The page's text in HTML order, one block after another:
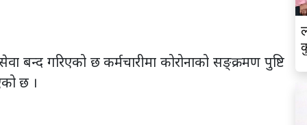
बन्द गरिएको छ कर्मचारीमा कोरोनाको सङ्क्रमण पुष्टि
छ ।